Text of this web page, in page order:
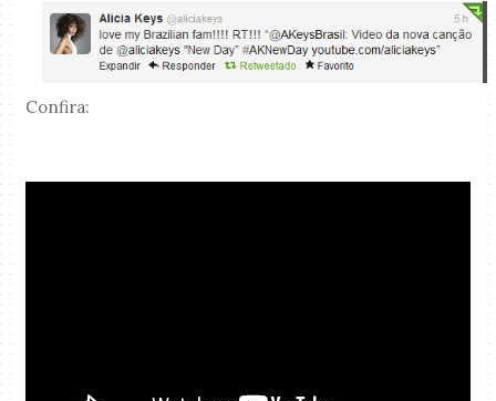
Confira: